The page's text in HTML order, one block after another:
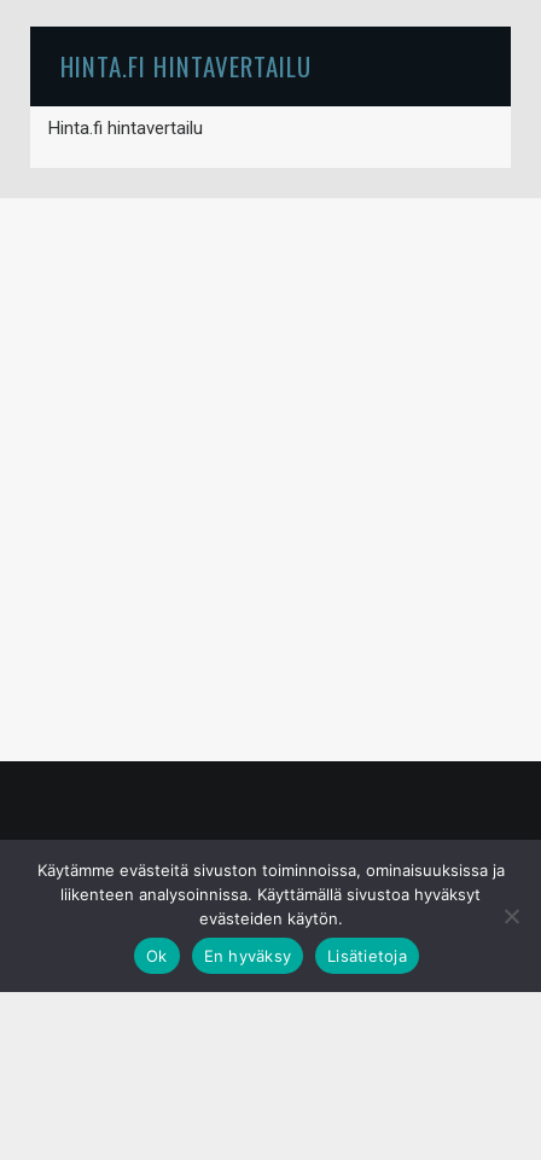
HINTA.FI HINTAVERTAILU
Hinta.fi hintavertailu
Käytämme evästeitä sivuston toiminnoissa, ominaisuuksissa ja
liikenteen analysoinnissa. Käyttämällä sivustoa hyväksyt
evästeiden käytön.
Ok
En hyväksy Lisätietoja